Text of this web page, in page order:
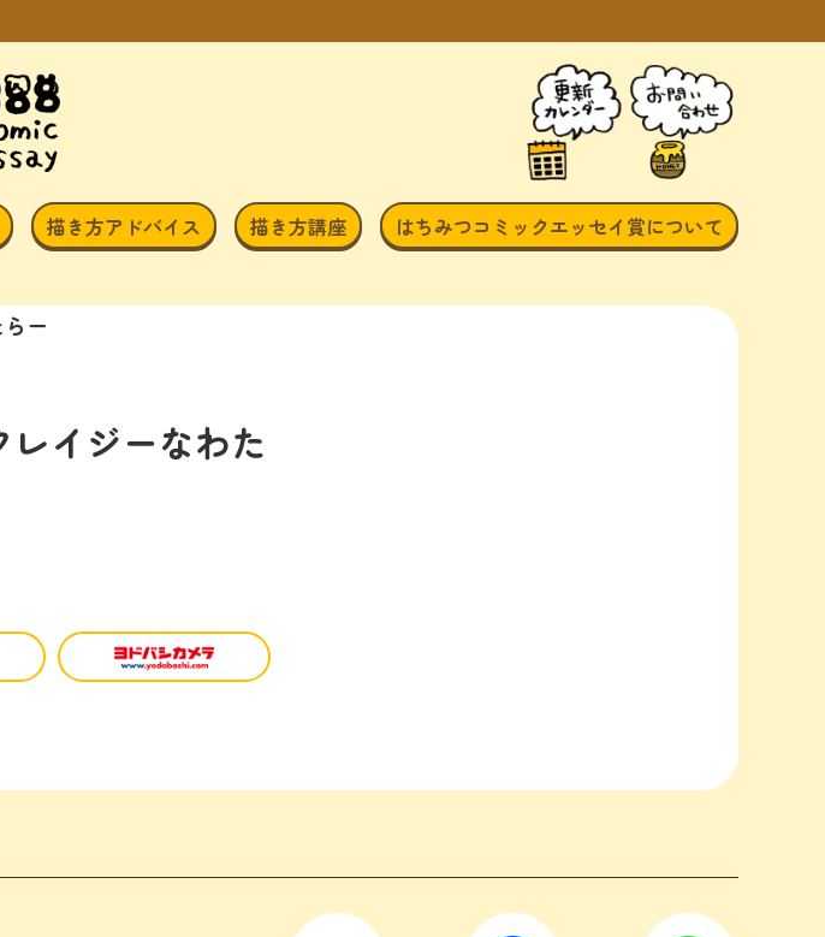
描き方アドバイス 描き方講座 はちみつコミックエッセイ賞について
レイジーなわた